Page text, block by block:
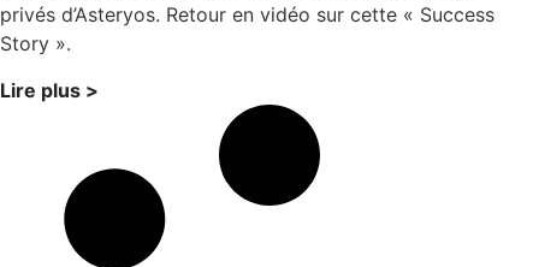
privés d’Asteryos. Retour en vidéo sur cette « Success
Story ».
Lire plus >